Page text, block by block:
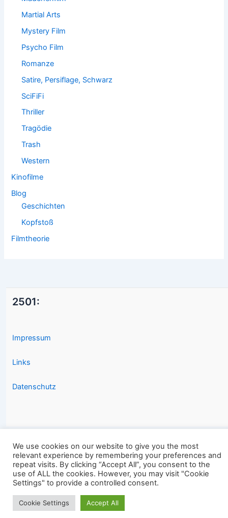
Martial Arts
Mystery Film
Psycho Film
Romanze
Satire, Persiflage, Schwarz
SciFiFi
Thriller
Tragödie
Trash
Western
Kinofilme
Blog
Geschichten
Kopfstoß
Filmtheorie
2501:
Impressum
Links
Datenschutz
Copyright © 2026 2501.eu Gute Filme |
We use cookies on our website to give you the most
relevant experience by remembering your preferences and
repeat visits. By clicking “Accept All”, you consent to the
use of ALL the cookies. However, you may visit "Cookie
Settings" to provide a controlled consent.
Cookie Settings Accept All